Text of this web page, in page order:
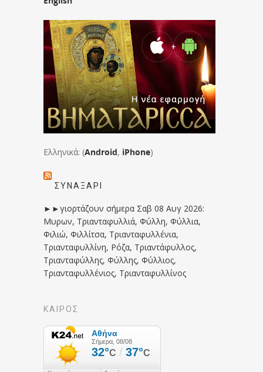
Ελληνικά: (Android, iPhone)
ΣΥΝΑΞΆΡΙ
►►γιορτάζουν σήμερα Σαβ 08 Αυγ 2026:
Μυρων, Τριανταφυλλιά, Φύλλη, Φύλλια,
Φιλιώ, Φιλλίτσα, Τριανταφυλλένια,
Τριανταφυλλίνη, Ρόζα, Τριαντάφυλλος,
Τριανταφύλλης, Φύλλης, Φύλλιος,
Τριανταφυλλένιος, Τριανταφυλλίνος
ΚΑΙΡΟΣ